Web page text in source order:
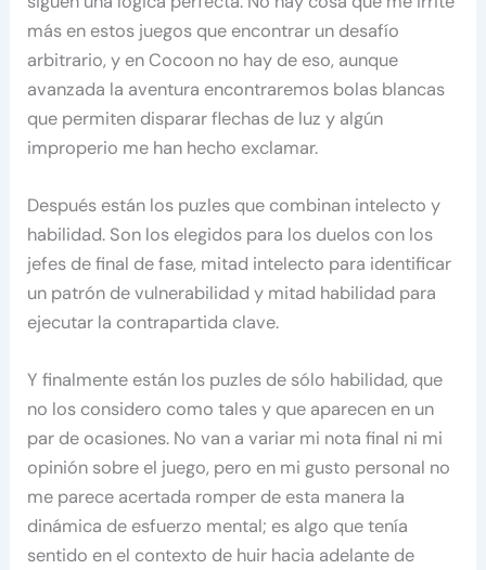
más en estos juegos que encontrar un desafío
arbitrario, y en Cocoon no hay de eso, aunque
avanzada la aventura encontraremos bolas blancas
que permiten disparar flechas de luz y algún
improperio me han hecho exclamar.
Después están los puzles que combinan intelecto y
habilidad. Son los elegidos para los duelos con los
jefes de final de fase, mitad intelecto para identificar
un patrón de vulnerabilidad y mitad habilidad para
ejecutar la contrapartida clave.
Y finalmente están los puzles de sólo habilidad, que
no los considero como tales y que aparecen en un
par de ocasiones. No van a variar mi nota final ni mi
opinión sobre el juego, pero en mi gusto personal no
me parece acertada romper de esta manera la
dinámica de esfuerzo mental; es algo que tenía
sentido en el contexto de huir hacia adelante de